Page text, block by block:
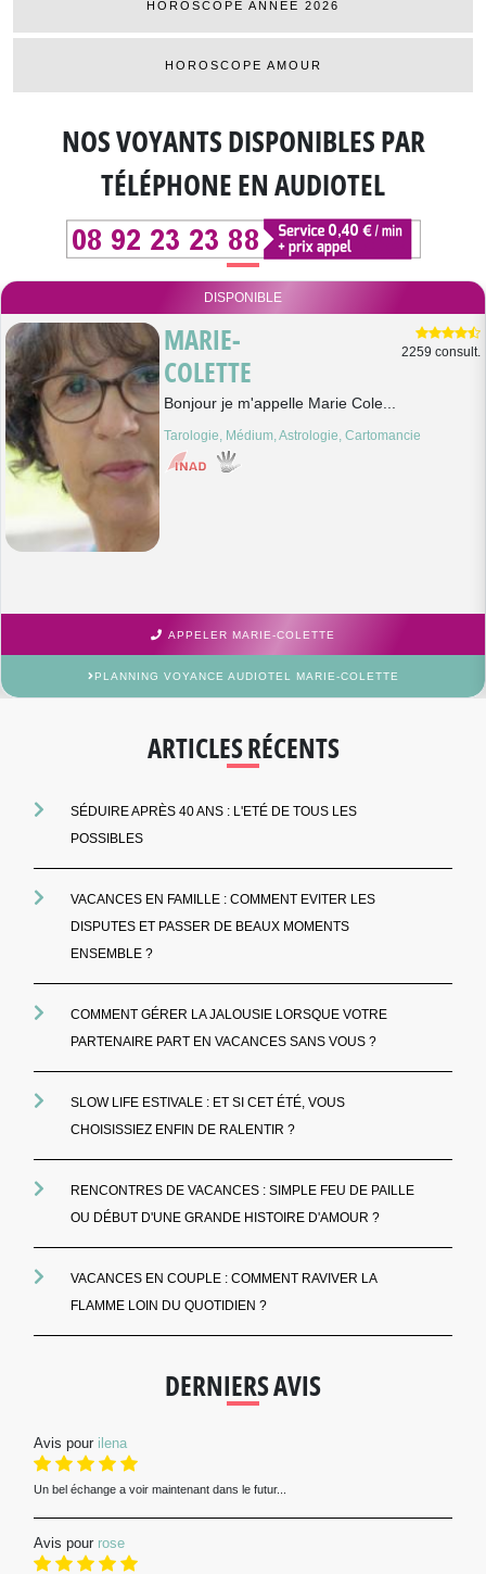
HOROSCOPE ANNÉE 2026
HOROSCOPE AMOUR
NOS VOYANTS DISPONIBLESPAR
TÉLÉPHONE EN AUDIOTEL
DISPONIBLE
MARIE-
COLETTE
2259 consult.
Bonjour je m'appelle Marie Cole...
Tarologie, Médium, Astrologie, Cartomancie
APPELER MARIE-COLETTE
PLANNING VOYANCE AUDIOTEL MARIE-COLETTE
ARTICLES RÉCENTS
SÉDUIRE APRÈS 40 ANS : L'ETÉ DE TOUS LES
POSSIBLES
VACANCES EN FAMILLE : COMMENT EVITER LES
DISPUTES ET PASSER DE BEAUX MOMENTS
ENSEMBLE ?
COMMENT GÉRER LA JALOUSIE LORSQUE VOTRE
PARTENAIRE PART EN VACANCES SANS VOUS ?
SLOW LIFE ESTIVALE : ET SI CET ÉTÉ, VOUS
CHOISISSIEZ ENFIN DE RALENTIR ?
RENCONTRES DE VACANCES : SIMPLE FEU DE PAILLE
OU DÉBUT D'UNE GRANDE HISTOIRE D'AMOUR ?
VACANCES EN COUPLE : COMMENT RAVIVER LA
FLAMME LOIN DU QUOTIDIEN ?
DERNIERS AVIS
Avis pour ilena
Un bel échange a voir maintenant dans le futur...
Avis pour rose